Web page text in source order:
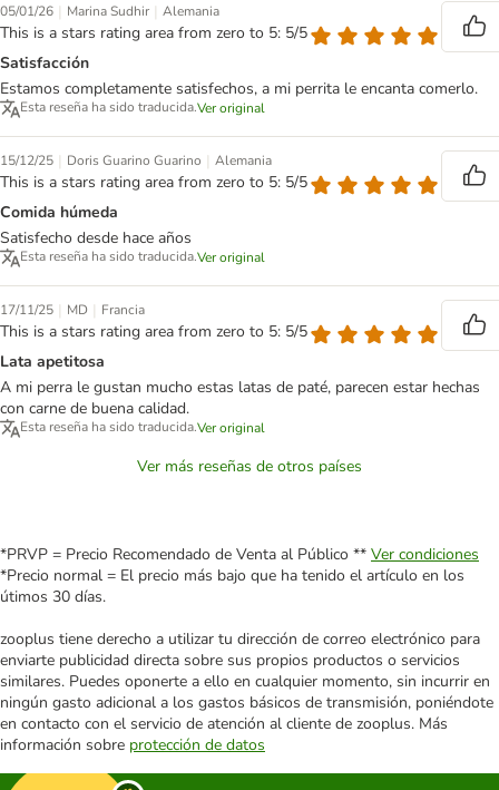
05/01/26 | Marina Sudhir | Alemania
This is a stars rating area from zero to 5: 5/5
Satisfacción
Estamos completamente satisfechos, a mi perrita le encanta comerlo.
Esta reseña ha sido traducida.Ver original
15/12/25 | Doris Guarino Guarino | Alemania
This is a stars rating area from zero to 5: 5/5
Comida húmeda
Satisfecho desde hace años
Esta reseña ha sido traducida.Ver original
17/11/25 | MD | Francia
This is a stars rating area from zero to 5: 5/5
Lata apetitosa
A mi perra le gustan mucho estas latas de paté, parecen estar hechas
con carne de buena calidad.
Esta reseña ha sido traducida.Ver original
Ver más reseñas de otros países
*PRVP = Precio Recomendado de Venta al Público ** Ver condiciones
*Precio normal = El precio más bajo que ha tenido el artículo en los
útimos 30 días.
zooplus tiene derecho a utilizar tu dirección de correo electrónico para
enviarte publicidad directa sobre sus propios productos o servicios
similares. Puedes oponerte a ello en cualquier momento, sin incurrir en
ningún gasto adicional a los gastos básicos de transmisión, poniéndote
en contacto con el servicio de atención al cliente de zooplus. Más
información sobre protección de datos